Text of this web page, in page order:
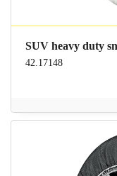
SUV heavy duty
42.17148